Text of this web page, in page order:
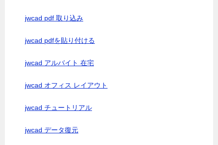
jwcad pdf 取り込み
jwcad pdfを貼り付ける
jwcad アルバイト 在宅
jwcad オフィス レイアウト
jwcad チュートリアル
jwcad データ復元